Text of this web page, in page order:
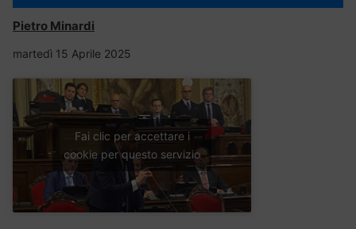
Pietro Minardi
martedì 15 Aprile 2025
Fai clic per accettare i
cookie per questo servizio